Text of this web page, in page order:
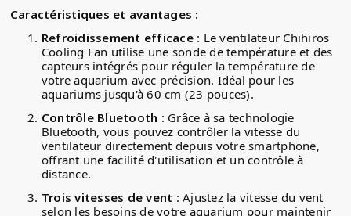
Caractéristiques et avantages :
Refroidissement efficace: Le ventilateur Chihiros
Cooling Fan utilise une sonde de température et des
capteurs intégrés pour réguler la température de
votre aquarium avec précision. Idéal pour les
aquariums jusqu'à 60 cm (23 pouces).
Contrôle Bluetooth : Grâce à sa technologie
Bluetooth, vous pouvez contrôler la vitesse du
ventilateur directement depuis votre smartphone,
offrant une facilité d'utilisation et un contrôle à
distance.
Trois vitesses de vent : Ajustez la vitesse du vent
selon les besoins de votre aquarium pour maintenir